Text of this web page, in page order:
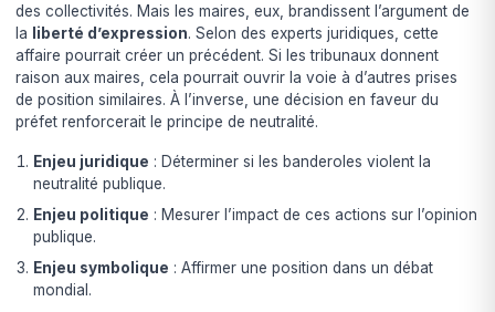
des collectivités. Mais les maires, eux, brandissent l’argument de
la liberté d’expression. Selon des experts juridiques, cette
affaire pourrait créer un précédent. Si les tribunaux donnent
raison aux maires, cela pourrait ouvrir la voie à d’autres prises
de position similaires. À l’inverse, une décision en faveur du
préfet renforcerait le principe de neutralité.
Enjeu juridique : Déterminer si les banderoles violent la
neutralité publique.
Enjeu politique : Mesurer l’impact de ces actions sur l’opinion
publique.
Enjeu symbolique : Affirmer une position dans un débat
mondial.